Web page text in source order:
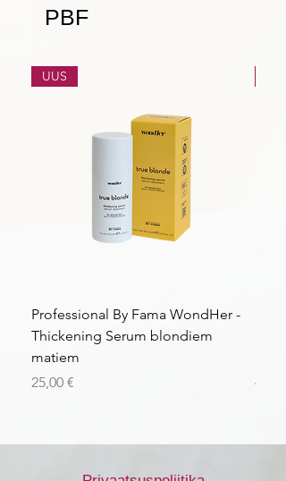
PBF
UUS
Professional By Fama WondHer -
Thickening Serum blondiem
matiem
Price
25,00 €
Price
43,56